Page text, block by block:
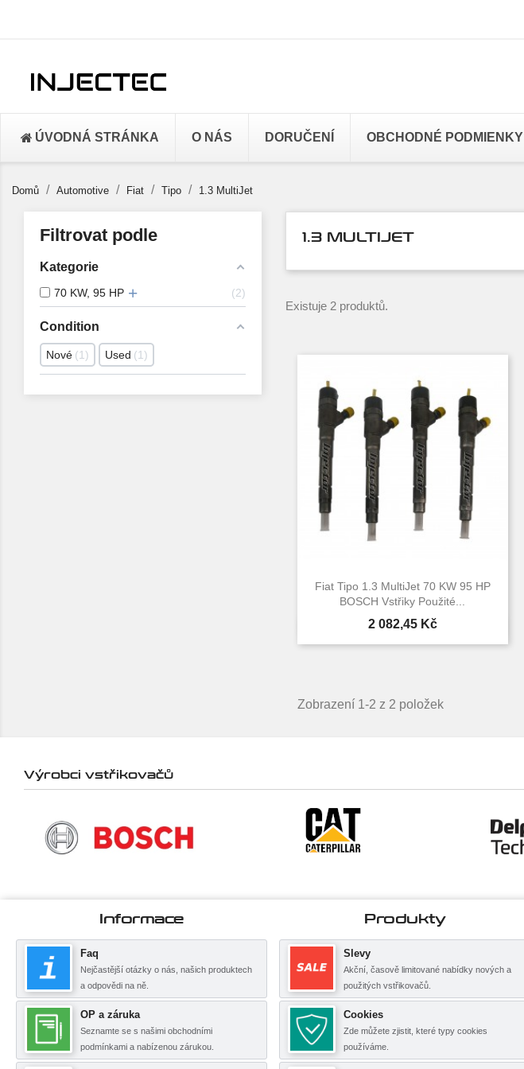
ÚVODNÁ STRÁNKA O NÁS DORUČENÍ OBCHODNÉ PODMIENKY
Domů Automotive Fiat Tipo 1.3 MultiJet
Filtrovat podle
Kategorie
70 KW, 95 HP 2
Condition
Nové 1 Used 1
1.3 MULTIJET
Existuje 2 produktů.
Fiat Tipo 1.3 MultiJet 70 KW 95 HP
BOSCH Vstřiky Použité...
Cena
2 082,45 Kč
 Rychlý náhled
Zobrazení 1-2 z 2 položek
Výrobci vstřikovačů
Informace
Faq
Nejčastější otázky o nás, našich produktech
a odpovědi na ně.
OP a záruka
Seznamte se s našimi obchodními
podmínkami a nabízenou zárukou.
Produkty
Slevy
Akční, časově limitované nabídky nových a
použitých vstřikovačů.
Cookies
Zde můžete zjistit, které typy cookies
používáme.